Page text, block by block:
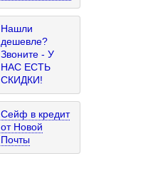
Нашли
дешевле?
Звоните - У
НАС ЕСТЬ
СКИДКИ!
Сейф в кредит
от Новой
Почты